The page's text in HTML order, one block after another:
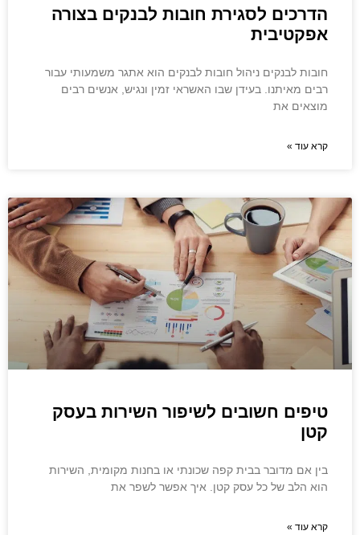
הדרכים לסגירת חובות לבנקים בצורה
אפקטיבית
חובות לבנקים ניהול חובות לבנקים הוא אתגר משמעותי עבור
רבים מאיתנו. בעידן שבו האשראי זמין ונגיש, אנשים רבים
מוצאים את
קרא עוד »
טיפים חשובים לשיפור השירות בעסק
קטן
בין אם מדובר בבית קפה שכונתי או בחנות מקומית, השירות
הוא הלב של כל עסק קטן. איך אפשר לשפר את
קרא עוד »